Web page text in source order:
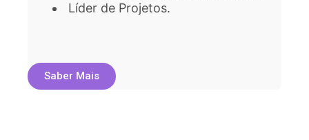
Líder de Projetos.
Saber Mais